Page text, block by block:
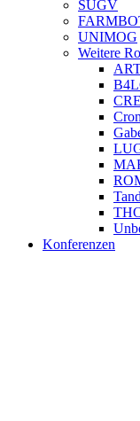
SUGV
UNIMOG
Weitere
Konferenzen